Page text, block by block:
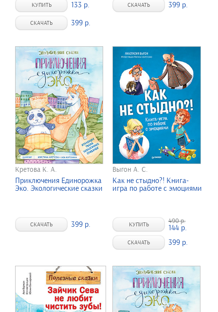
КУПИТЬ 133 р.
СКАЧАТЬ 399 р.
СКАЧАТЬ 399 р.
Кретова К. А.
Приключения Единорожка
Эко. Экологические сказки
СКАЧАТЬ 399 р.
Выгон А. С.
Как не стыдно?! Книга-
игра по работе с эмоциями
КУПИТЬ 490 р.
144 р.
СКАЧАТЬ 399 р.